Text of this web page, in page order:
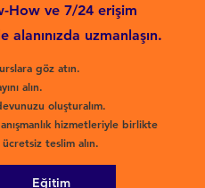
How ve 7/24 erişim
alanınızda uzmanlaşın.
göz atın.
alın.
oluşturalım.
hizmetleriyle birlikte
ücretsiz teslim alın.
Eğitim